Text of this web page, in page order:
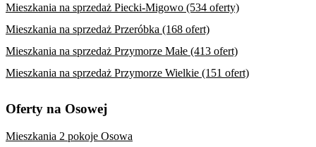
Mieszkania na sprzedaż Piecki-Migowo (534 oferty)
Mieszkania na sprzedaż Przeróbka (168 ofert)
Mieszkania na sprzedaż Przymorze Małe (413 ofert)
Mieszkania na sprzedaż Przymorze Wielkie (151 ofert)
Oferty na Osowej
Mieszkania 2 pokoje Osowa